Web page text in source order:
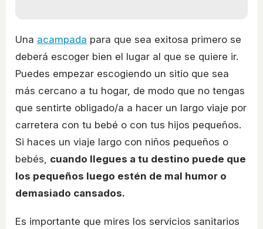
Una acampada para que sea exitosa primero se
deberá escoger bien el lugar al que se quiere ir.
Puedes empezar escogiendo un sitio que sea
más cercano a tu hogar, de modo que no tengas
que sentirte obligado/a a hacer un largo viaje por
carretera con tu bebé o con tus hijos pequeños.
Si haces un viaje largo con niños pequeños o
bebés, cuando llegues a tu destino puede que
los pequeños luego estén de mal humor o
demasiado cansados.
Es importante que mires los servicios sanitarios